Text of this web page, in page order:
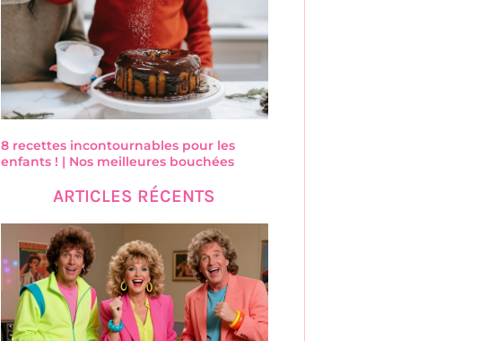
8 recettes incontournables pour les
enfants ! | Nos meilleures bouchées
ARTICLES RÉCENTS